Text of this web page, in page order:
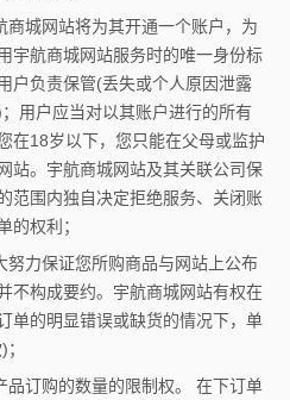
商城网站将为其开通一个账户，为
宇航商城网站服务时的唯一身份标
户负责保管(丢失或个人原因泄露
用户应当对以其账户进行的所有
在18岁以下，您只能在父母或监护
站。宇航商城网站及其关联公司保
范围内独自决定拒绝服务、关闭账
的权利；
努力保证您所购商品与网站上公布
不构成要约。宇航商城网站有权在
单的明显错误或缺货的情况下，单
品订购的数量的限制权。 在下订单